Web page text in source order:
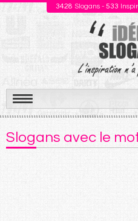
3428 Slogans - 533
Aller
au
contenu
Slogans avec le